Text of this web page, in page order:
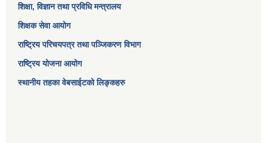
शिक्षा, विज्ञान तथा प्रविधि मन्त्रालय
शिक्षक सेवा आयोग
राष्ट्रिय परिचयपत्र तथा पञ्जिकरण विभाग
राष्ट्रिय योजना आयोग
स्थानीय तहका वेबसाईटको लिङ्कहरु